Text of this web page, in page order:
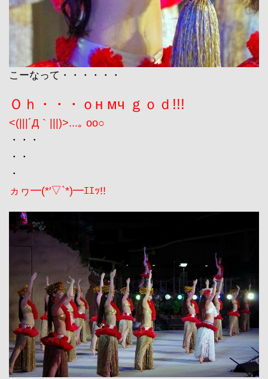
こーなって・・・・・・
Ｏｈ・・・ｏн мч ｇｏｄ!!!
<(|||´Д｀|||)>...｡ oо○
・・・
・・
・
ヵヮ━(*′▽`*)━ｴｴｯ!!